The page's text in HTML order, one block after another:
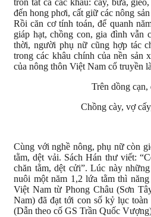
tròn tất cả các khâu: cày, bừa,
đến hong phơi, cất giữ các nông
Rồi căn cơ tính toán, để quanh
giáp hạt, chồng con, gia đình vẫn
thời, người phụ nữ cũng hợp tác
trong các khâu chính của nền sản
của nông thôn Việt Nam cổ truyền
Trên dồng cạn,
Chồng cày, vợ
Cùng với nghề nông, phụ nữ còn
tằm, dệt vải. Sách Hán thư viết:
chăn tằm, dệt cửi”. Lúc này
nuôi một năm 1,2 lứa tằm thì
Việt Nam từ Phong Châu (Sơn
Nam) đã đạt tới con số kỷ lục
(Dẫn theo cố GS Trần Quốc